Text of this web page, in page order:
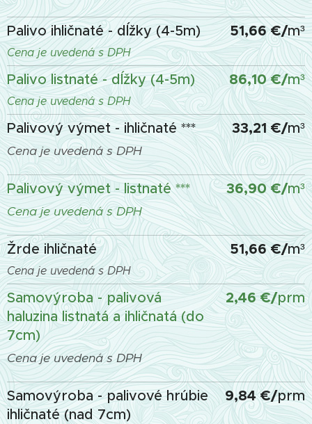
Palivo ihličnaté - dĺžky (4-5m)
Cena je uvedená s DPH
51,66 €/m³
Palivo listnaté - dĺžky (4-5m)
Cena je uvedená s DPH
86,10€/m³
Palivový výmet - ihličnaté ***
Cena je uvedená s DPH
33,21 €/m³
Palivový výmet - listnaté ***
Cena je uvedená s DPH
36,90 €/m³
Žrde ihličnaté
Cena je uvedená s DPH
51,66 €/m³
Samovýroba - palivová
haluzina listnatá a ihličnatá (do
7cm)
Cena je uvedená s DPH
2,46 €/prm
Samovýroba - palivové hrúbie
ihličnaté (nad 7cm)
9,84 €/prm